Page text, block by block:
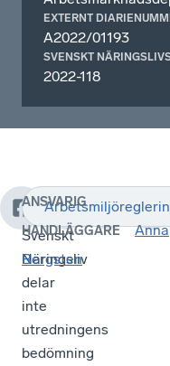
EXTERNT
A2022/01193
SVENSKT
2022-118
•
Svenskt
Näringsliv
delar
inte
utredningens
bedömning
ANSVARIG
HANDLÄGGARE
Anna
Bergsten